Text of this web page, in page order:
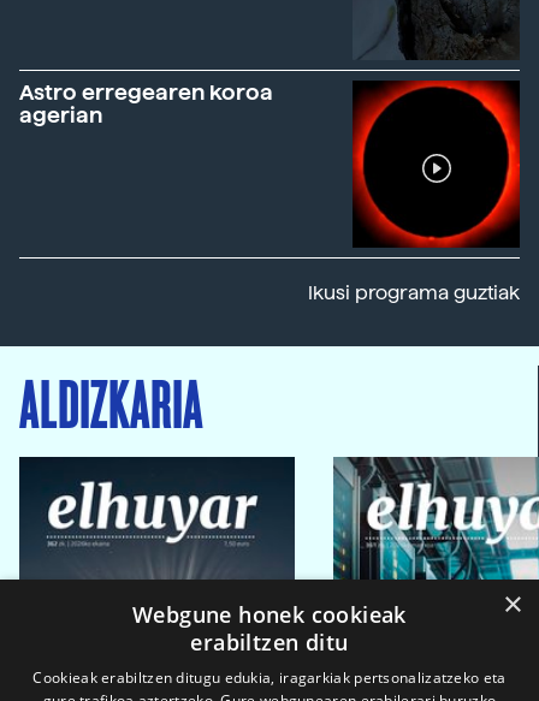
Astro erregearen koroa
agerian
Ikusi programa guztiak
ALDIZKARIA
×
Webgune honek cookieak
erabiltzen ditu
Cookieak erabiltzen ditugu edukia, iragarkiak pertsonalizatzeko eta